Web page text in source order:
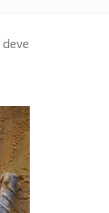
deve